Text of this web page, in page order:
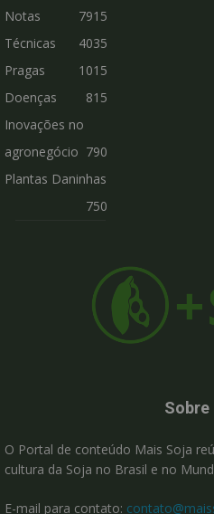
7915
Notas
Técnicas
4035
Pragas
1015
Doenças
815
Inovações no
agronegócio 790
Plantas Daninhas
750
Sobre
O Portal de conteúdo Mais Soja
cultura da Soja no Brasil e no
E-mail para contato: